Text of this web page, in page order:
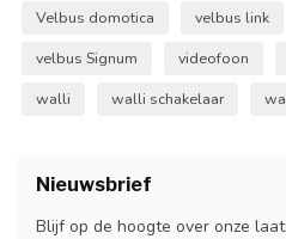
Velbus domotica
velbus link
velbus Signum
videofoon
walli
walli schakelaar
Nieuwsbrief
Blijf op de hoogte over onze